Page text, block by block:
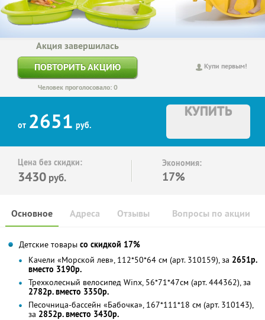
Купи первым!
Акция завершилась
ПОВТОРИТЬ АКЦИЮ
Человек проголосовало: 0
от 2651 руб.
КУПИТЬ
Цена без скидки:
3430 руб.
Экономия:
17%
Основное Отзывы Вопросы по акции
Адреса
Детские товары со скидкой 17%
Качели «Морской лев», 112*50*64 см (арт. 310159), за 2651р.
вместо 3190р.
Трехколесный велосипед Winx, 56*71*47см (арт. 444362), за
2782р. вместо 3350р.
Песочница-бассейн «Бабочка», 167*111*18 см (арт. 310143),
за 2852р. вместо 3430р.